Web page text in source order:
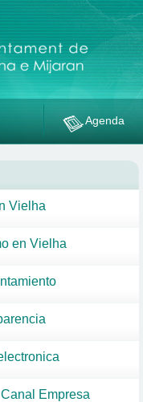
Agenda
Vielha
en Vielha
Empresa